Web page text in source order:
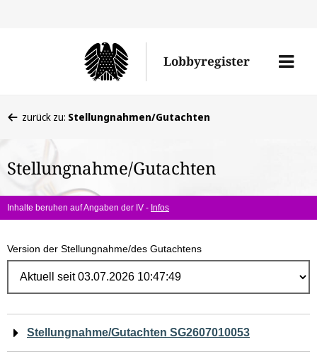
Lobbyregister
Menü
befinden
hier:
zurück zu: Stellungnahmen/Gutachten
Stellungnahme/Gutachten
Inhalte beruhen auf Angaben der IV - Infos
Version der Stellungnahme/des Gutachtens
Navigation
Stellungnahme/Gutachten SG2607010053